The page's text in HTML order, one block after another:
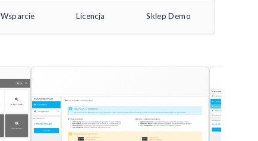
Wsparcie Licencja Sklep Demo